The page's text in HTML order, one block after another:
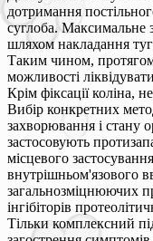
дотримання
суглоба. Максимальне
шляхом накладання
Таким чином,
можливості
Крім фіксації коліна,
Вибір конкретних
захворювання і стану
застосовують
місцевого
внутрішньом'язового
загальнозміцнюючих
інгібіторів
Тільки комплексний